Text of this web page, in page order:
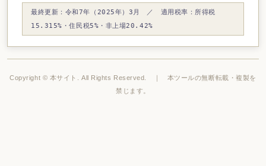
最終更新：令和7年（2025年）3月 ／ 適用税率：所得税
15.315%・住民税5%・非上場20.42%
Copyright © 本サイト. All Rights Reserved. ｜ 本ツールの無断転載・複製を
禁じます。